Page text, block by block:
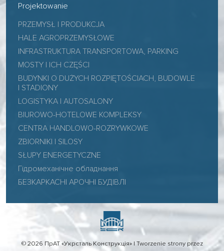
Projektowanie
PRZEMYSŁ I PRODUKCJA
HALE AGROPRZEMYSŁOWE
INFRASTRUKTURA TRANSPORTOWA, PARKING
MOSTY I ICH CZĘŚCI
BUDYNKI O DUŻYCH ROZPIĘTOŚCIACH, BUDOWLE
I STADIONY
LOGISTYKA I AUTOSALONY
BIUROWO-HOTELOWE KOMPLEKSY
CENTRA HANDLOWO-ROZRYWKOWE
ZBIORNIKI I SILOSY
SŁUPY ENERGETYCZNE
Гідромеханічне обладнання
БЕЗКАРКАСНІ АРОЧНІ БУДІВЛІ
© 2026 ПрАТ «Укрсталь Конструкція» | Tworzenie strony przez